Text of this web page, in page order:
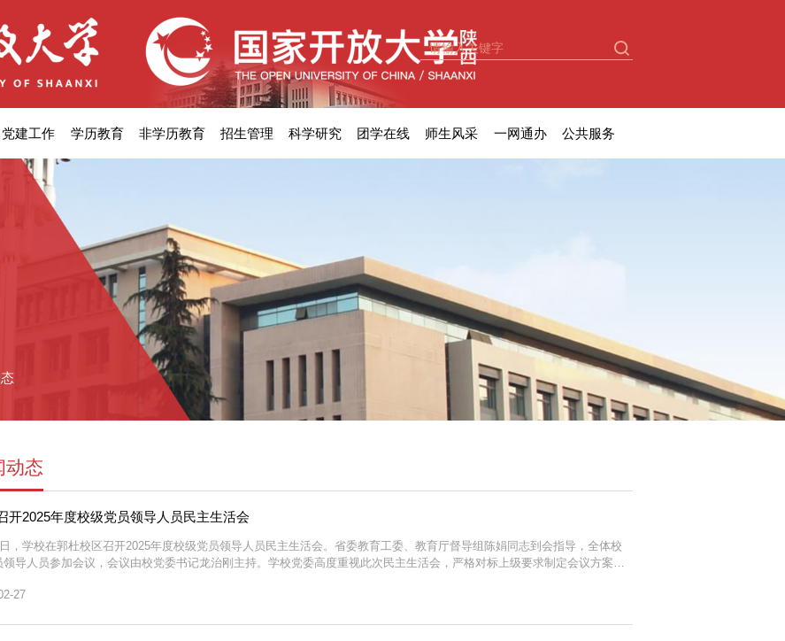
党建工作 学历教育 非学历教育 招生管理 科学研究 团学在线 师生风采 一网通办 公共服务
动态
开2025年度校级党员领导人员民主生活会
，学校在郭杜校区召开2025年度校级党员领导人员民主生活会。省委教育工委、教育厅督导组陈娟同志到会指导，全体校
领导人员参加会议，会议由校党委书记龙治刚主持。学校党委高度重视此次民主生活会，严格对标上级要求制定会议方案、
入开展谈心谈话；从严组织反面典型案例剖析、深刻汲取教...
27